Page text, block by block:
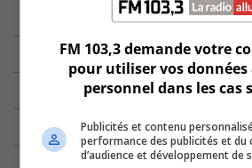
FM 103,3 demande votre
pour utiliser vos données
personnel dans les cas
Publicités et contenu
performance des publicités et du
d’audience et développement de